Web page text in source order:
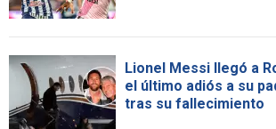
Lionel Messi llegó a
el último adiós a su
tras su fallecimiento